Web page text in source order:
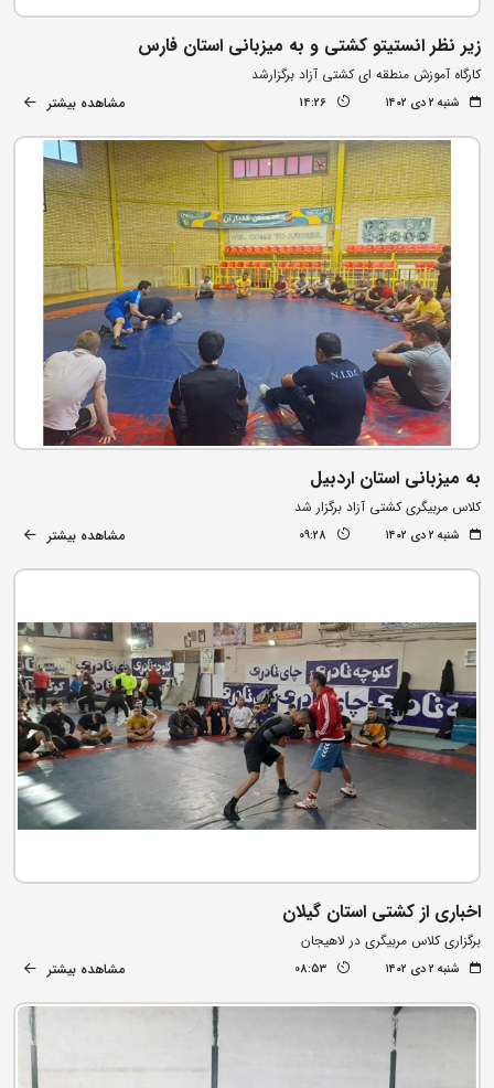
زیر نظر انستیتو کشتی و به میزبانی استان فارس
کارگاه آموزش منطقه ای کشتی آزاد برگزارشد
شنبه ۲ دی ۱۴۰۲ 14:26 مشاهده بیشتر
به میزبانی استان اردبیل
کلاس مربیگری کشتی آزاد برگزار شد
شنبه ۲ دی ۱۴۰۲ 09:28 مشاهده بیشتر
اخباری از کشتی استان گیلان
برگزاری کلاس مربیگری در لاهیجان
شنبه ۲ دی ۱۴۰۲ 08:53 مشاهده بیشتر